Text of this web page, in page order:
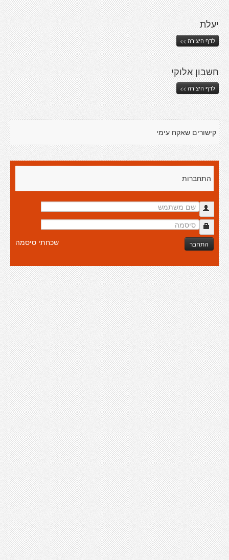
יעלת
לדף היצירה >>
חשבון אלוקי
לדף היצירה >>
קישורים שאקח עימי
התחברות
התחבר שכחתי סיסמה